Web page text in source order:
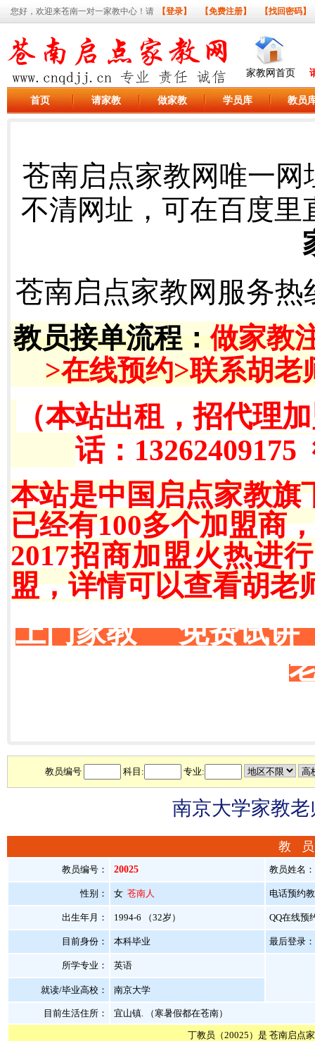
您好，欢迎来苍南一对一家教中心！请 【登录】 【免费注册】 【找回密码】
家教网首页
首页 请家教 做家教 学员库 教员
苍南启点家教网唯一网
不清网址，可在百度里
苍南启点家教网服务热
教员接单流程 ：做家教
>在线预约>联系胡老
（本站出租，招代理
话：
本站是中国启点家教旗
已经有100多个加盟商
2017招商加盟火热进
盟，详情可以查看胡老
上门家教 免费试讲
教员编号 科目: 专业:
南京大学家教
教
教员编号： 20025 教员姓名
性别： 女 苍南人 电话预约
出生年月： 1994-6 （32岁） QQ在线预
目前身份： 本科毕业 最后登录
所学专业： 英语
就读/毕业高校： 南京大学
目前生活住所： 宜山镇. （寒暑假都在苍南）
丁教员（20025）是 苍南启点